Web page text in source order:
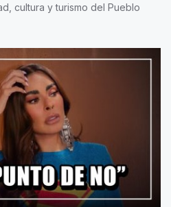
cultura y turismo del Pueblo